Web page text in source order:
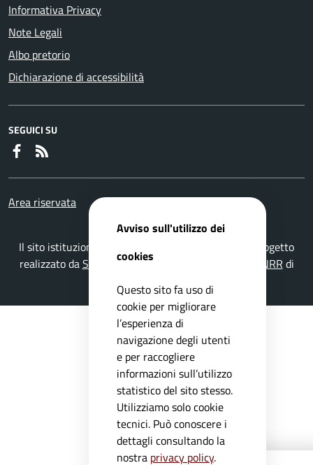
Informativa Privacy
Note Legali
Albo pretorio
Dichiarazione di accessibilità
SEGUICI SU
Faceboook
Area riservata
Il sito istituzionale del Comune di Muscoline è un progetto
realizzato daSecoval srlcon la Soluzione Comuni PNRR di
Avviso sull'utilizzo dei
cookies
Questo sito fa uso di
cookie per migliorare
l’esperienza di
navigazione degli utenti
e per raccogliere
informazioni sull’utilizzo
statistico del sito stesso.
Utilizziamo solo cookie
tecnici. Può conoscere i
dettagli consultando la
nostra privacy policy.